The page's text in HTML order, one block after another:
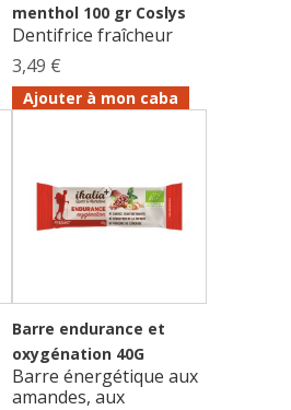
menthol 100 gr Coslys
Dentifrice fraîcheur
3,49 €
Ajouter à mon caba
Barre endurance et
oxygénation 40G
Barre énergétique aux
amandes, aux